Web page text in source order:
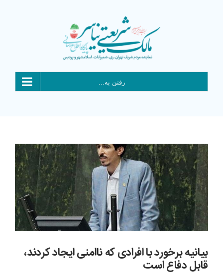
رفتن به...
بیانیه برخورد با افرادی که ناامنی ایجاد کردند،
قابل دفاع است